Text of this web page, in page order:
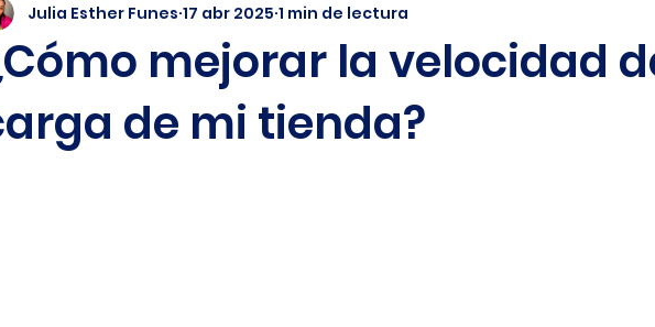
Impositivo Envíos Nacionales Web, Hosting y Dominios
Emprendedores CRM, Automatización y Procesos
mejorar la velocidad
de mi tienda?
Julia Esther Funes 17 abr 2025 1 min de lectura